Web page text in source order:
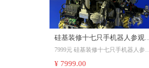
硅基装修十七只手机器人参观卷
+“教BATJ赢取装修$1000亿年营
业额8节视频课”+创始人A&Q小
7999元 硅基装修十七只手机器人参观
¥ 7999.00